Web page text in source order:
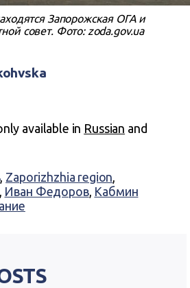
Запорожская ОГА и
совет. Фото: zoda.gov.ua
available in Russian and
, Zaporizhzhia region,
Иван Федоров, Кабмин